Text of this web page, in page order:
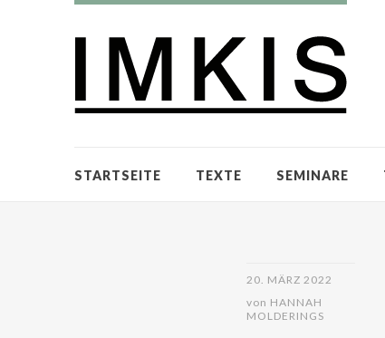
STARTSEITE TEXTE SEMINARE
20. MÄRZ 2022
von HANNAH
MOLDERINGS